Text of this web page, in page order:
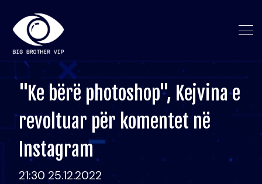
"Ke bërë photoshop", Kejvina e
revoltuar për komentet në
Instagram
21:30 25.12.2022